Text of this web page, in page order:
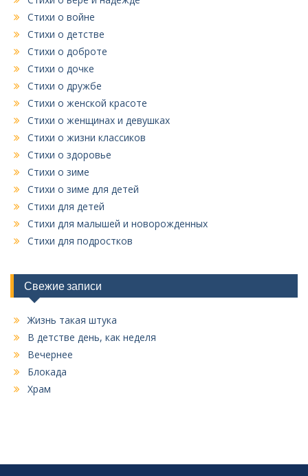
Стихи о войне
Стихи о детстве
Стихи о доброте
Стихи о дочке
Стихи о дружбе
Стихи о женской красоте
Стихи о женщинах и девушках
Стихи о жизни классиков
Стихи о здоровье
Стихи о зиме
Стихи о зиме для детей
Стихи для детей
Стихи для малышей и новорожденных
Стихи для подростков
Свежие записи
Жизнь такая штука
В детстве день, как неделя
Вечернее
Блокада
Храм